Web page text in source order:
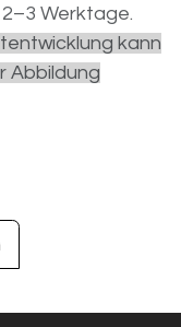
Werktage.
kann
Abbildung